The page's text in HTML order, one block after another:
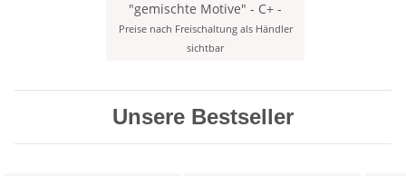
"gemischte Motive" - C+ -
Preise nach Freischaltung als Händler
sichtbar
Unsere Bestseller